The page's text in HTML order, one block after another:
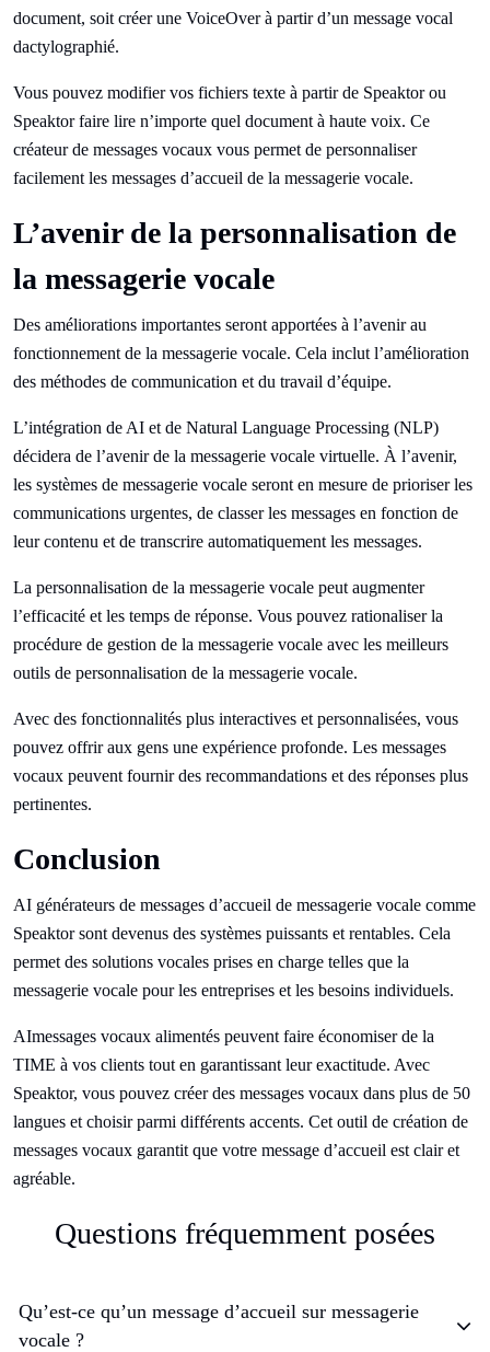
document, soit créer une VoiceOver à partir d’un message vocal
dactylographié.
Vous pouvez modifier vos fichiers texte à partir de Speaktor ou
Speaktor faire lire n’importe quel document à haute voix. Ce
créateur de messages vocaux vous permet de personnaliser
facilement les messages d’accueil de la messagerie vocale.
L’avenir de la personnalisation de
la messagerie vocale
Des améliorations importantes seront apportées à l’avenir au
fonctionnement de la messagerie vocale. Cela inclut l’amélioration
des méthodes de communication et du travail d’équipe.
L’intégration de AI et de Natural Language Processing (NLP)
décidera de l’avenir de la messagerie vocale virtuelle. À l’avenir,
les systèmes de messagerie vocale seront en mesure de prioriser les
communications urgentes, de classer les messages en fonction de
leur contenu et de transcrire automatiquement les messages.
La personnalisation de la messagerie vocale peut augmenter
l’efficacité et les temps de réponse. Vous pouvez rationaliser la
procédure de gestion de la messagerie vocale avec les meilleurs
outils de personnalisation de la messagerie vocale.
Avec des fonctionnalités plus interactives et personnalisées, vous
pouvez offrir aux gens une expérience profonde. Les messages
vocaux peuvent fournir des recommandations et des réponses plus
pertinentes.
Conclusion
AI générateurs de messages d’accueil de messagerie vocale comme
Speaktor sont devenus des systèmes puissants et rentables. Cela
permet des solutions vocales prises en charge telles que la
messagerie vocale pour les entreprises et les besoins individuels.
AImessages vocaux alimentés peuvent faire économiser de la
TIME à vos clients tout en garantissant leur exactitude. Avec
Speaktor, vous pouvez créer des messages vocaux dans plus de 50
langues et choisir parmi différents accents. Cet outil de création de
messages vocaux garantit que votre message d’accueil est clair et
agréable.
Questions fréquemment posées
Qu’est-ce qu’un message d’accueil sur messagerie
vocale ?